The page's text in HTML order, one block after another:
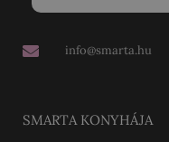
info@smarta.hu
SMARTA KONYHÁJA